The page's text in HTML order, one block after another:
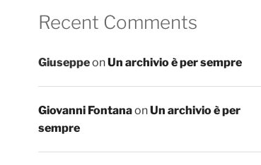
Recent Comments
GiuseppeonUn archivio è per sempre
Giovanni FontanaonUn archivio è per
sempre